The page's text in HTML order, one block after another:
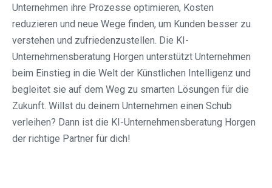
Unternehmen ihre Prozesse optimieren, Kosten
reduzieren und neue Wege finden, um Kunden besser zu
verstehen und zufriedenzustellen. Die KI-
Unternehmensberatung Horgen unterstützt Unternehmen
beim Einstieg in die Welt der Künstlichen Intelligenz und
begleitet sie auf dem Weg zu smarten Lösungen für die
Zukunft. Willst du deinem Unternehmen einen Schub
verleihen? Dann ist die KI-Unternehmensberatung Horgen
der richtige Partner für dich!